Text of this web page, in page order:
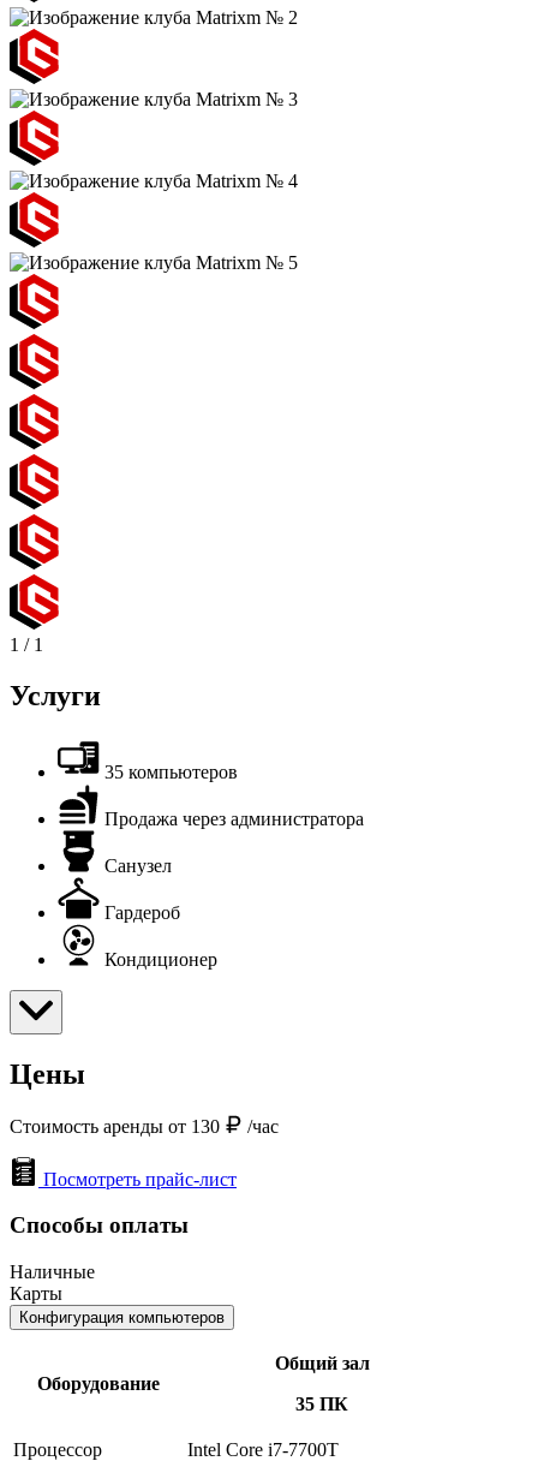
1 / 1
Услуги
35 компьютеров
Продажа через администратора
Санузел
Гардероб
Кондиционер
Цены
Стоимость аренды от 130 /час
Посмотреть прайс-лист
Способы оплаты
Наличные
Карты
Конфигурация компьютеров
Оборудование
Общий зал
35 ПК
Процессор
Intel Core i7-7700T